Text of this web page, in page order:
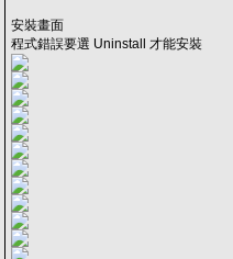
安裝畫面
程式錯誤要選 Uninstall 才能安裝